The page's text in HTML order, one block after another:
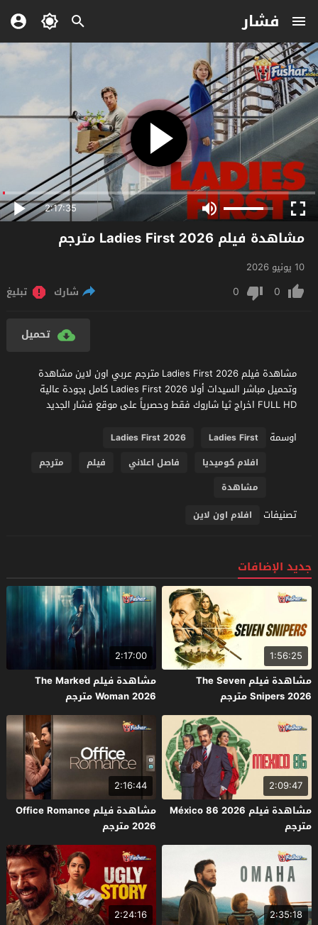
فشار
2:17:35
مشاهدة فيلم Ladies First 2026 مترجم
10 يونيو 2026
0
0 شارك تبليغ
تحميل
مشاهدة فيلم Ladies First 2026 مترجم عربي اون لاين مشاهدة
وتحميل مباشر السيدات أولا Ladies First 2026 كامل بجودة عالية
FULL HD اخراج ثيا شاروك فقط وحصرياً على موقع فشار الجديد
اوسمة
Ladies First
Ladies First 2026
افلام كوميديا
فاصل اعلاني فيلم
مترجم
مشاهدة
تصنيفات افلام اون لاين
جديد الإضافات
1:56:25
مشاهدة فيلم The Seven
Snipers 2026 مترجم
2:17:00
مشاهدة فيلم The Marked
Woman 2026 مترجم
2:09:47
مشاهدة فيلم México 86 2026
مترجم
2:16:44
مشاهدة فيلم Office Romance
2026 مترجم
2:35:18
2:24:16